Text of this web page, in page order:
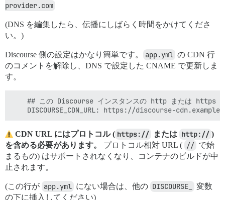
provider.com
(DNS を編集したら、伝播にしばらく時間をかけてくださ
い。)
Discourse 側の設定はかなり簡単です。 app.yml の CDN 行
のコメントを解除し、DNS で設定した CNAME で更新しま
す。
## この Discourse インスタンスの http または https
CDN URL にはプロトコル ( https:// または http:// )
を含める必要があります。
プロトコル相対 URL ( // で始
まるもの) はサポートされなくなり、コンテナのビルドが中
止されます。
(この行が app.yml にない場合は、他の DISCOURSE_
変数
の下に挿入してください)